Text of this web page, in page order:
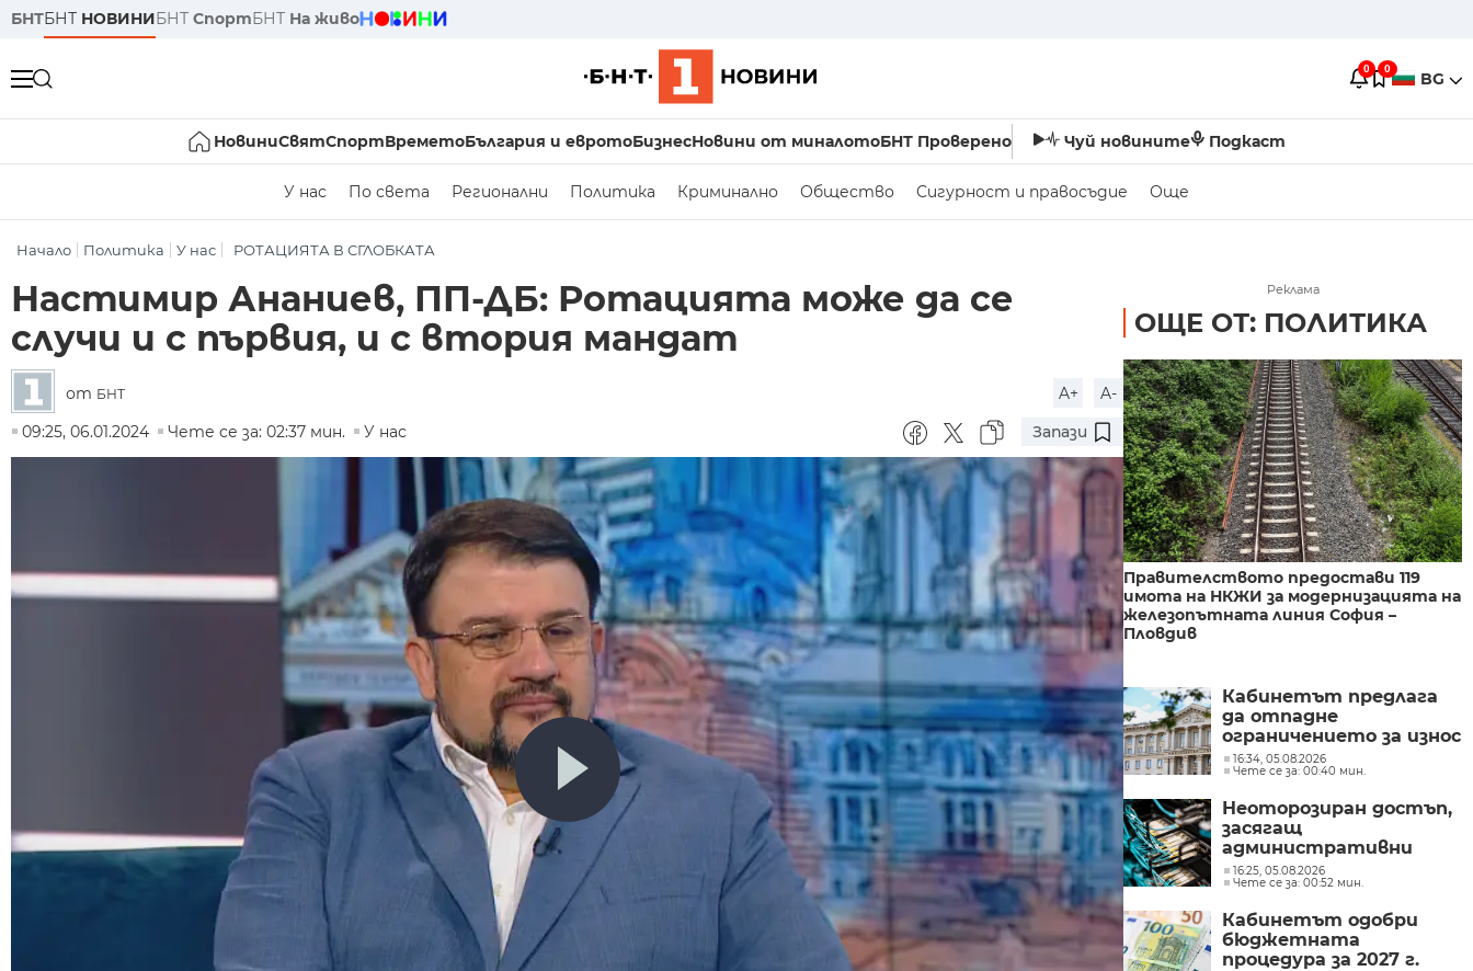
БНТБНТ НОВИНИБНТ СпортБНТ На живо
0 0 BG
НовиниСвятСпортВреметоБългария и евротоБизнесНовини от миналотоБНТ Проверено Чуй новините Подкаст
У нас По света Регионални Политика Криминално Общество Сигурност и правосъдие Още
Начало Политика У нас РОТАЦИЯТА В СГЛОБКАТА
Настимир Ананиев, ПП-ДБ: Ротацията може да се
случи и с първия, и с втория мандат
от БНТ A+
A-
09:25, 06.01.2024
Чете се за: 02:37 мин. У нас Запази
Реклама
ОЩЕ ОТ: ПОЛИТИКА
Правителството предостави 119
имота на НКЖИ за модернизацията на
железопътната линия София –
Пловдив
Кабинетът предлага
да отпадне
ограничението за износ
на нефтопродукти за
ЕС
16:34, 05.08.2026
Чете се за: 00:40 мин.
Неоторозиран достъп,
засягащ
административни
мрежи, засякоха от
Министерството на
иновациите
16:25, 05.08.2026
Чете се за: 00:52 мин.
Кабинетът одобри
бюджетната
процедура за 2027 г.